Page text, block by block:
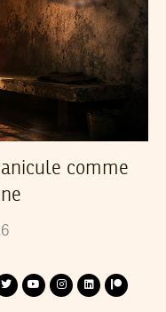
comme